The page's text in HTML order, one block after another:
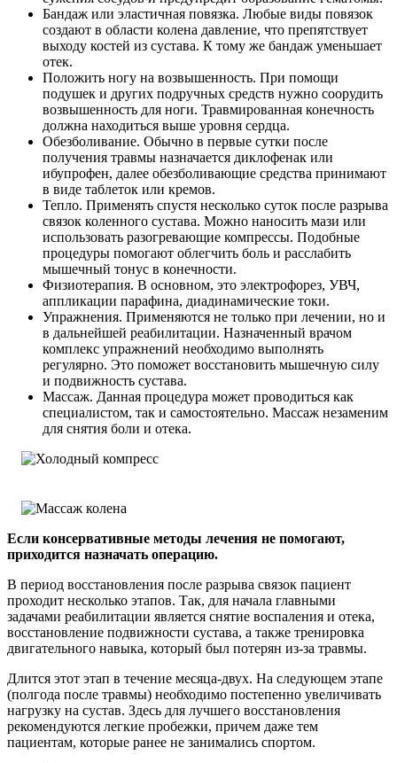
Бандаж или эластичная повязка. Любые виды повязок
создают в области колена давление, что препятствует
выходу костей из сустава. К тому же бандаж уменьшает
отек.
Положить ногу на возвышенность. При помощи
подушек и других подручных средств нужно соорудить
возвышенность для ноги. Травмированная конечность
должна находиться выше уровня сердца.
Обезболивание. Обычно в первые сутки после
получения травмы назначается диклофенак или
ибупрофен, далее обезболивающие средства принимают
в виде таблеток или кремов.
Тепло. Применять спустя несколько суток после разрыва
связок коленного сустава. Можно наносить мази или
использовать разогревающие компрессы. Подобные
процедуры помогают облегчить боль и расслабить
мышечный тонус в конечности.
Физиотерапия. В основном, это электрофорез, УВЧ,
аппликации парафина, диадинамические токи.
Упражнения. Применяются не только при лечении, но и
в дальнейшей реабилитации. Назначенный врачом
комплекс упражнений необходимо выполнять
регулярно. Это поможет восстановить мышечную силу
и подвижность сустава.
Массаж. Данная процедура может проводиться как
специалистом, так и самостоятельно. Массаж незаменим
для снятия боли и отека.
Если консервативные методы лечения не помогают,
приходится назначать операцию.
В период восстановления после разрыва связок пациент
проходит несколько этапов. Так, для начала главными
задачами реабилитации является снятие воспаления и отека,
восстановление подвижности сустава, а также тренировка
двигательного навыка, который был потерян из-за травмы.
Длится этот этап в течение месяца-двух. На следующем этапе
(полгода после травмы) необходимо постепенно увеличивать
нагрузку на сустав. Здесь для лучшего восстановления
рекомендуются легкие пробежки, причем даже тем
пациентам, которые ранее не занимались спортом.